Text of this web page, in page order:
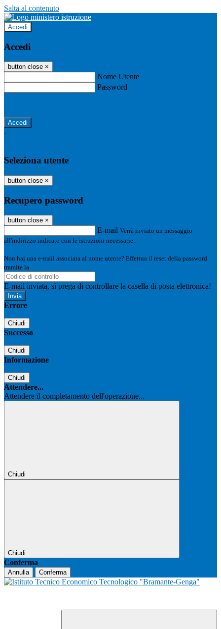
Salta al contenuto
Accedi
Accedi
button close ×
Nome Utente
Password
-
Seleziona utente
button close ×
Recupero password
button close ×
E-mail Verrà inviato un messaggio
all'indirizzo indicato con le istruzioni necessarie.
Non hai una e-mail associata al nome utente? Effettua il reset della password
tramite la
E-mail inviata, si prega di controllare la casella di posta elettronica!
Errore
Chiudi
Successo
Chiudi
Informazione
Chiudi
Attendere...
Attendere il completamento dell'operazione...
Chiudi
Chiudi
Conferma
Annulla Conferma